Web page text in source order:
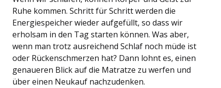
Ruhe kommen. Schritt für Schritt werden die
Energiespeicher wieder aufgefüllt, so dass wir
erholsam in den Tag starten können. Was aber,
wenn man trotz ausreichend Schlaf noch müde ist
oder Rückenschmerzen hat? Dann lohnt es, einen
genaueren Blick auf die Matratze zu werfen und
über einen Neukauf nachzudenken.